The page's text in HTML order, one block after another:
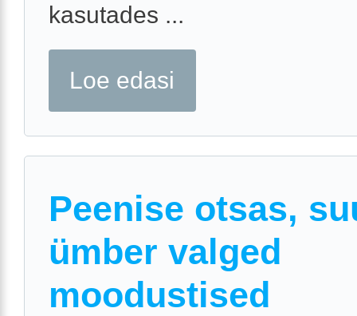
kasutades ...
Loe edasi
Peenise otsas,
ümber valged
moodustised